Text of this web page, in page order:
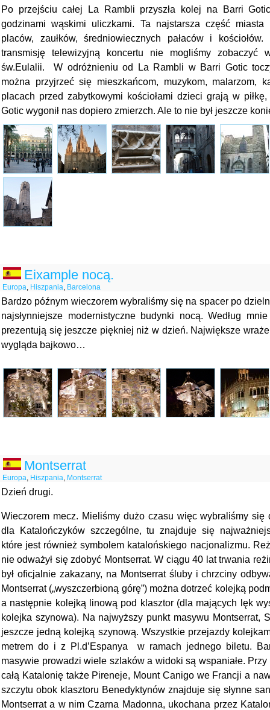
Po przejściu całej La Rambli przyszła kolej na Barri
godzinami wąskimi uliczkami. Ta najstarsza część miasta
placów, zaułków, średniowiecznych pałaców i
transmisję telewizyjną koncertu nie mogliśmy zobaczyć
św.Eulalii. W odróżnieniu od La Rambli w Barri Gotic
można przyjrzeć się mieszkańcom, muzykom, malarzom,
placach przed zabytkowymi kościołami dzieci grają w
Gotic wygonił nas dopiero zmierzch. Ale to nie był jeszcze
Eixample nocą.
Europa, Hiszpania, Barcelona
Bardzo późnym wieczorem wybraliśmy się na spacer po
najsłynniejsze modernistyczne budynki nocą. Według
prezentują się jeszcze piękniej niż w dzień. Największe
wygląda bajkowo…
Montserrat
Europa, Hiszpania, Montserrat
Dzień drugi.
Wieczorem mecz. Mieliśmy dużo czasu więc wybraliśmy się
dla Katalończyków szczególne, tu znajduje się
które jest również symbolem katalońskiego nacjonalizmu.
nie odważył się zdobyć Montserrat. W ciągu 40 lat trwania
był oficjalnie zakazany, na Montserrat śluby i chrzciny
Montserrat („wyszczerbioną górę”) można dotrzeć kolejką
a następnie kolejką linową pod klasztor (dla mających lęk
kolejka szynowa). Na najwyższy punkt masywu Montserrat,
jeszcze jedną kolejką szynową. Wszystkie przejazdy
metrem do i z Pl.d’Espanya w ramach jednego biletu.
masywie prowadzi wiele szlaków a widoki są wspaniałe.
całą Katalonię także Pireneje, Mount Canigo we Francji a
szczytu obok klasztoru Benedyktynów znajduje się słynne
Montserrat a w nim Czarna Madonna, ukochana przez